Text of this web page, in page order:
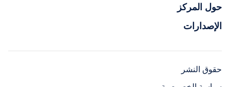
حول المركز
الإصدارات
حقوق النشر